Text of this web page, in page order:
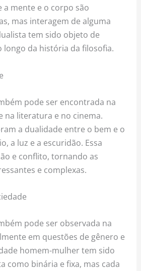
mente e o corpo são
mas interagem de alguma
tem sido objeto de
longo da história da filosofia.
pode ser encontrada na
na literatura e no cinema.
a dualidade entre o bem e o
a luz e a escuridão. Essa
e conflito, tornando as
e complexas.
pode ser observada na
em questões de gênero e
homem-mulher tem sido
como binária e fixa, mas cada